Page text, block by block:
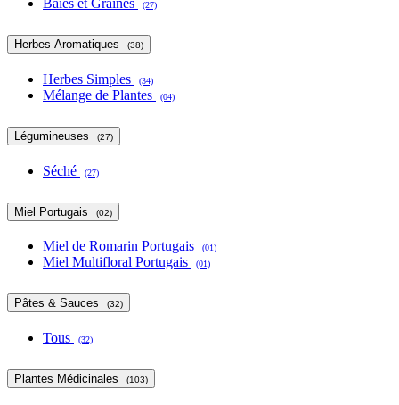
Baies et Graines (27)
Herbes Aromatiques (38)
Herbes Simples (34)
Mélange de Plantes (04)
Légumineuses (27)
Séché (27)
Miel Portugais (02)
Miel de Romarin Portugais (01)
Miel Multifloral Portugais (01)
Pâtes & Sauces (32)
Tous (32)
Plantes Médicinales (103)